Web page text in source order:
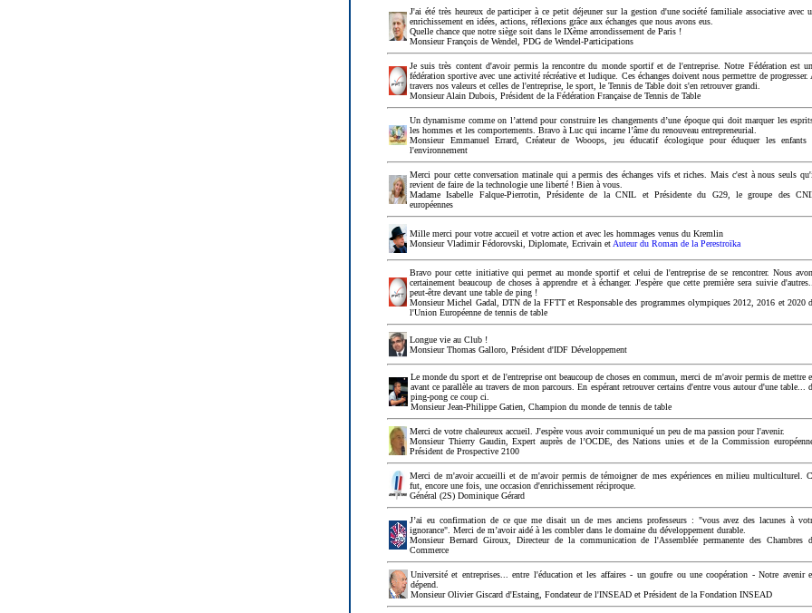
J'ai été très heureux de participer à ce petit déjeuner sur la gestion d'une société familiale associative avec
enrichissement en idées, actions, réflexions grâce aux échanges que nous avons eus.
Quelle chance que notre siège soit dans le IXème arrondissement de Paris !
Monsieur François de Wendel, PDG de Wendel-Participations
Je suis très content d'avoir permis la rencontre du monde sportif et de l'entreprise. Notre Fédération est
fédération sportive avec une activité récréative et ludique. Ces échanges doivent nous permettre de progresser.
travers nos valeurs et celles de l'entreprise, le sport, le Tennis de Table doit s'en retrouver grandi.
Monsieur Alain Dubois, Président de la Fédération Française de Tennis de Table
Un dynamisme comme on l’attend pour construire les changements d’une époque qui doit marquer les
les hommes et les comportements. Bravo à Luc qui incarne l’âme du renouveau entrepreneurial.
Monsieur Emmanuel Errard, Créateur de Wooops, jeu éducatif écologique pour éduquer les enfants
l'environnement
Merci pour cette conversation matinale qui a permis des échanges vifs et riches. Mais c'est à nous seuls
revient de faire de la technologie une liberté ! Bien à vous.
Madame Isabelle Falque-Pierrotin, Présidente de la CNIL et Présidente du G29, le groupe des
européennes
Mille merci pour votre accueil et votre action et avec les hommages venus du Kremlin
Monsieur Vladimir Fédorovski, Diplomate, Ecrivain et Auteur du Roman de la Perestroïka
Bravo pour cette initiative qui permet au monde sportif et celui de l'entreprise de se rencontrer. Nous
certainement beaucoup de choses à apprendre et à échanger. J'espère que cette première sera suivie d'autres...
peut-être devant une table de ping !
Monsieur Michel Gadal, DTN de la FFTT et Responsable des programmes olympiques 2012, 2016 et 2020
l'Union Européenne de tennis de table
Longue vie au Club !
Monsieur Thomas Galloro, Président d'IDF Développement
Le monde du sport et de l'entreprise ont beaucoup de choses en commun, merci de m'avoir permis de mettre
avant ce parallèle au travers de mon parcours. En espérant retrouver certains d'entre vous autour d'une table...
ping-pong ce coup ci.
Monsieur Jean-Philippe Gatien, Champion du monde de tennis de table
Merci de votre chaleureux accueil. J'espère vous avoir communiqué un peu de ma passion pour l'avenir.
Monsieur Thierry Gaudin, Expert auprès de l’OCDE, des Nations unies et de la Commission
Président de Prospective 2100
Merci de m'avoir accueilli et de m'avoir permis de témoigner de mes expériences en milieu multiculturel.
fut, encore une fois, une occasion d'enrichissement réciproque.
Général (2S) Dominique Gérard
J’ai eu confirmation de ce que me disait un de mes anciens professeurs : "vous avez des lacunes à
ignorance". Merci de m’avoir aidé à les combler dans le domaine du développement durable.
Monsieur Bernard Giroux, Directeur de la communication de l'Assemblée permanente des Chambres
Commerce
Université et entreprises... entre l'éducation et les affaires - un goufre ou une coopération - Notre avenir
dépend.
Monsieur Olivier Giscard d'Estaing, Fondateur de l'INSEAD et Président de la Fondation INSEAD